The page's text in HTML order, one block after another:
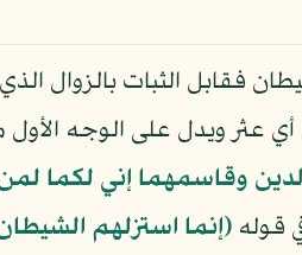
فقابل الثبات بالزوال
عثر ويدل على الوجه الأول
وقاسمهما إني لكما
قوله ﴿إنما استزلهم